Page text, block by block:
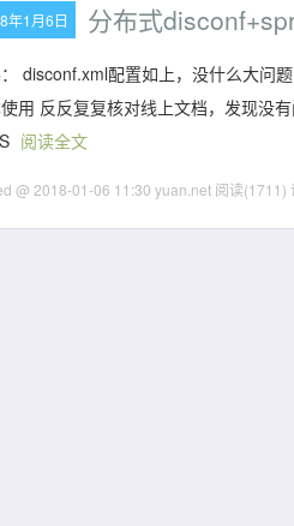
年1月6日 分布式
disconf.xml配置如上，没什么大问
用 反反复复核对线上文档，发现没
阅读全文
@ 2018-01-06 11:30 yuan.net 阅读(1711)